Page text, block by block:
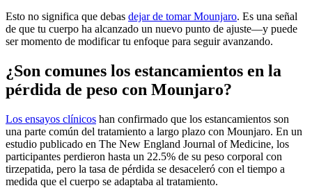
Esto no significa que debas dejar de tomar Mounjaro. Es una señal
de que tu cuerpo ha alcanzado un nuevo punto de ajuste—y puede
ser momento de modificar tu enfoque para seguir avanzando.
¿Son comunes los estancamientos en la
pérdida de peso con Mounjaro?
Los ensayos clínicos han confirmado que los estancamientos son
una parte común del tratamiento a largo plazo con Mounjaro. En un
estudio publicado en The New England Journal of Medicine, los
participantes perdieron hasta un 22.5% de su peso corporal con
tirzepatida, pero la tasa de pérdida se desaceleró con el tiempo a
medida que el cuerpo se adaptaba al tratamiento.